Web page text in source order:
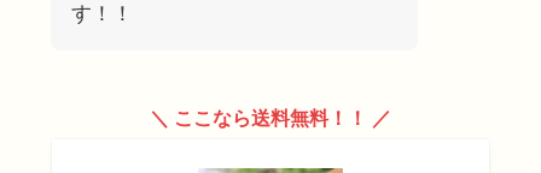
す！！
＼ ここなら送料無料！！ ／